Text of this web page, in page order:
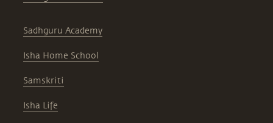
Sadhguru Academy
Isha Home School
Samskriti
Isha Life